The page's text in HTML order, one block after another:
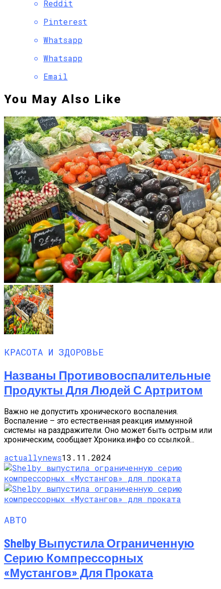
Reddit
Pinterest
Whatsapp
Whatsapp
Email
You May Also Like
КРАСОТА И ЗДОРОВЬЕ
Названы Противовоспалительные
Продукты Для Людей С Артритом
Важно не допустить хронического воспаления.
Воспаление – это естественная реакция иммунной
системы на раздражители. Оно может быть острым или
хроническим, сообщает Хроника.инфо со ссылкой...
actuallynews13.11.2024
АВТО
Shelby Выпустила Ограниченную
Серию Компрессорных
«Мустангов» Для Проката